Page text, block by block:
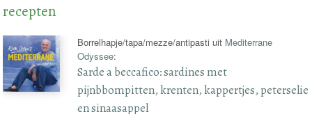
recepten
Borrelhapje/tapa/mezze/antipasti uit Mediterrane
Odyssee:
Sarde a beccafico: sardines met
pijnbbompitten, krenten, kappertjes, peterselie
en sinaasappel